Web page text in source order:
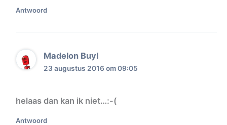
Antwoord
Madelon Buyl
23 augustus 2016 om 09:05
helaas dan kan ik niet…:-(
Antwoord